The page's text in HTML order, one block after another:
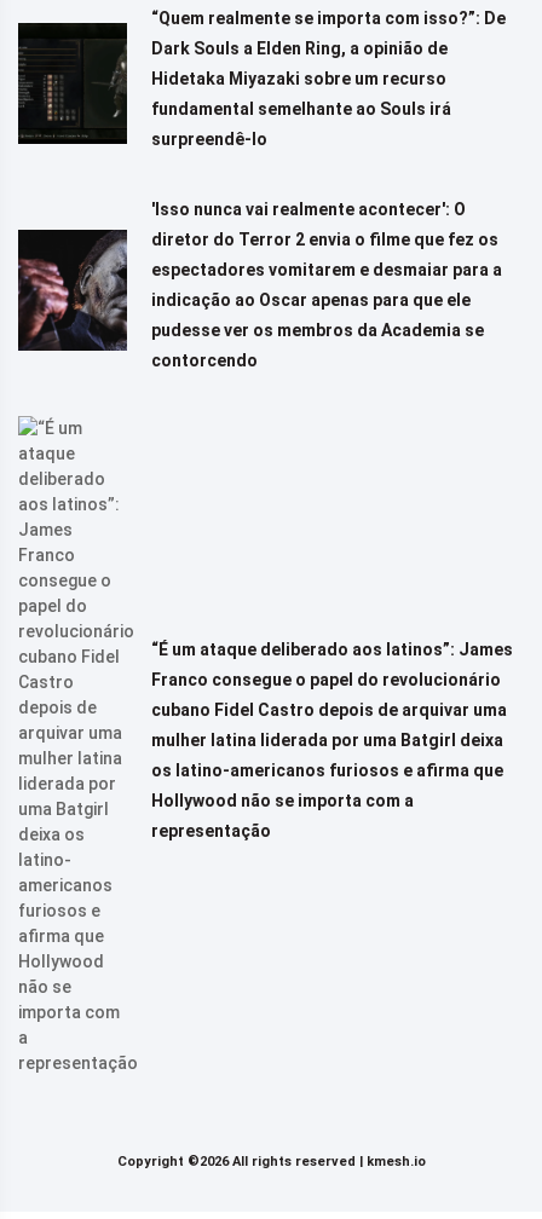
“Quem realmente se importa com isso?”: De
Dark Souls a Elden Ring, a opinião de
Hidetaka Miyazaki sobre um recurso
fundamental semelhante ao Souls irá
surpreendê-lo
'Isso nunca vai realmente acontecer': O
diretor do Terror 2 envia o filme que fez os
espectadores vomitarem e desmaiar para a
indicação ao Oscar apenas para que ele
pudesse ver os membros da Academia se
contorcendo
“É um ataque deliberado aos latinos”: James
Franco consegue o papel do revolucionário
cubano Fidel Castro depois de arquivar uma
mulher latina liderada por uma Batgirl deixa
os latino-americanos furiosos e afirma que
Hollywood não se importa com a
representação
Copyright ©2026 All rights reserved | kmesh.io